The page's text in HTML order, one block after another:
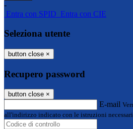
-
Entra con SPID Entra con CIE
Seleziona utente
button close ×
Recupero password
button close ×
E-mail
all'indirizzo indicato con le istruzioni